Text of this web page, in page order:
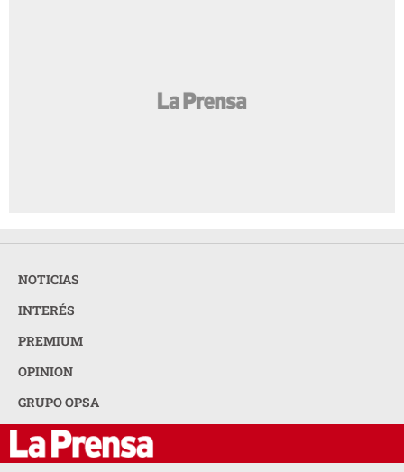
NOTICIAS
INTERÉS
PREMIUM
OPINION
GRUPO OPSA